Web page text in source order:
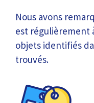
Nous avons
est régulièrement
objets identifiés
trouvés.